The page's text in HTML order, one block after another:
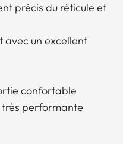
précis du réticule et
avec un excellent
confortable
très performante